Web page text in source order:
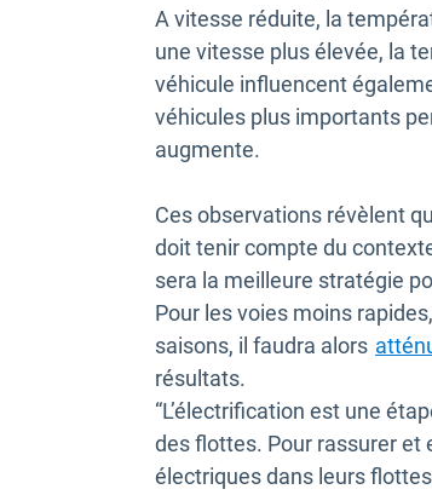
A vitesse réduite, la
une vitesse plus élevée, la
véhicule influencent
véhicules plus importants
augmente.
Ces observations révèlent
doit tenir compte du
sera la meilleure stratégie
Pour les voies moins
saisons, il faudra alors
résultats.
“L’électrification est une
des flottes. Pour rassurer et
électriques dans leurs